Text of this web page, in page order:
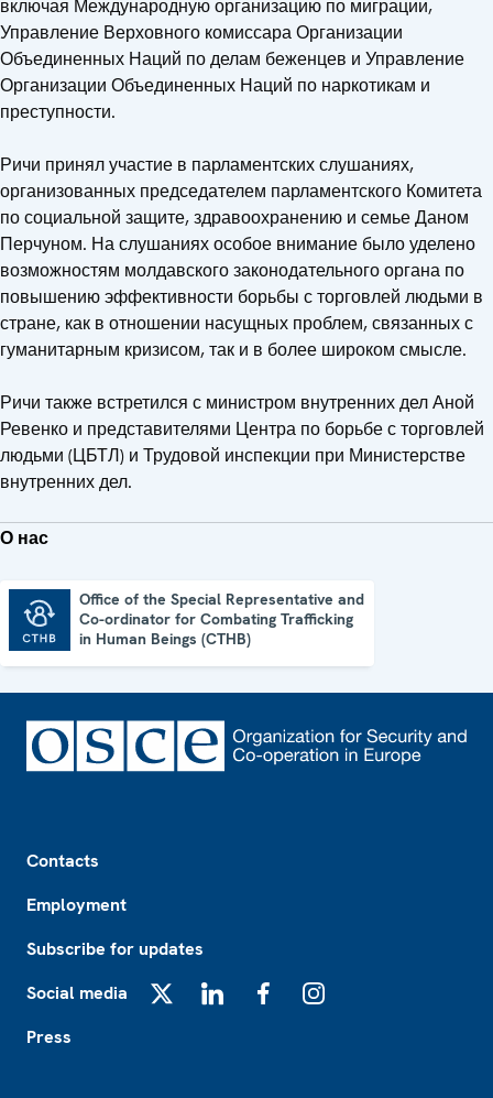
включая Международную организацию по миграции,
Управление Верховного комиссара Организации
Объединенных Наций по делам беженцев и Управление
Организации Объединенных Наций по наркотикам и
преступности.
Ричи принял участие в парламентских слушаниях,
организованных председателем парламентского Комитета
по социальной защите, здравоохранению и семье Даном
Перчуном. На слушаниях особое внимание было уделено
возможностям молдавского законодательного органа по
повышению эффективности борьбы с торговлей людьми в
стране, как в отношении насущных проблем, связанных с
гуманитарным кризисом, так и в более широком смысле.
Ричи также встретился с министром внутренних дел Аной
Ревенко и представителями Центра по борьбе с торговлей
людьми (ЦБТЛ) и Трудовой инспекции при Министерстве
внутренних дел.
О нас
Office of the Special Representative and
Co-ordinator for Combating Trafficking
in Human Beings (CTHB)
Contacts
Employment
Subscribe for updates
Social media
Press